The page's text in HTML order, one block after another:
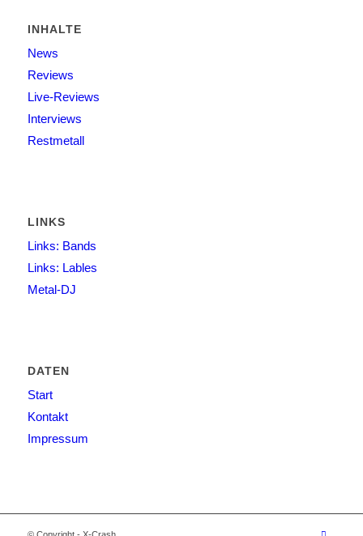
INHALTE
News
Reviews
Live-Reviews
Interviews
Restmetall
LINKS
Links: Bands
Links: Lables
Metal-DJ
DATEN
Start
Kontakt
Impressum